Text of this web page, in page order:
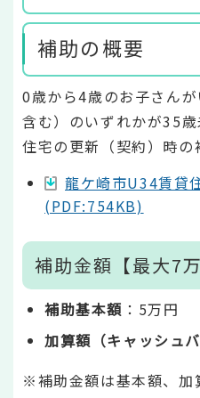
補助の概要
0歳から4歳のお子さん
含む）のいずれかが35
住宅の更新（契約）時の
龍ケ崎市U34賃貸
(PDF:754KB)
補助金額【最大7万
補助基本額 ：5万円
加算額（キャッシュバ
※補助金額は基本額、加